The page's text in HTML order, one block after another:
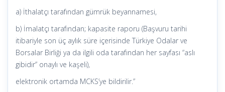
a) İthalatçı tarafından gümrük beyannamesi,
b) İmalatçı tarafından; kapasite raporu (Başvuru tarihi
itibariyle son üç aylık süre içerisinde Türkiye Odalar ve
Borsalar Birliği ya da ilgili oda tarafından her sayfası “aslı
gibidir” onaylı ve kaşeli),
elektronik ortamda MCKS’ye bildirilir.”